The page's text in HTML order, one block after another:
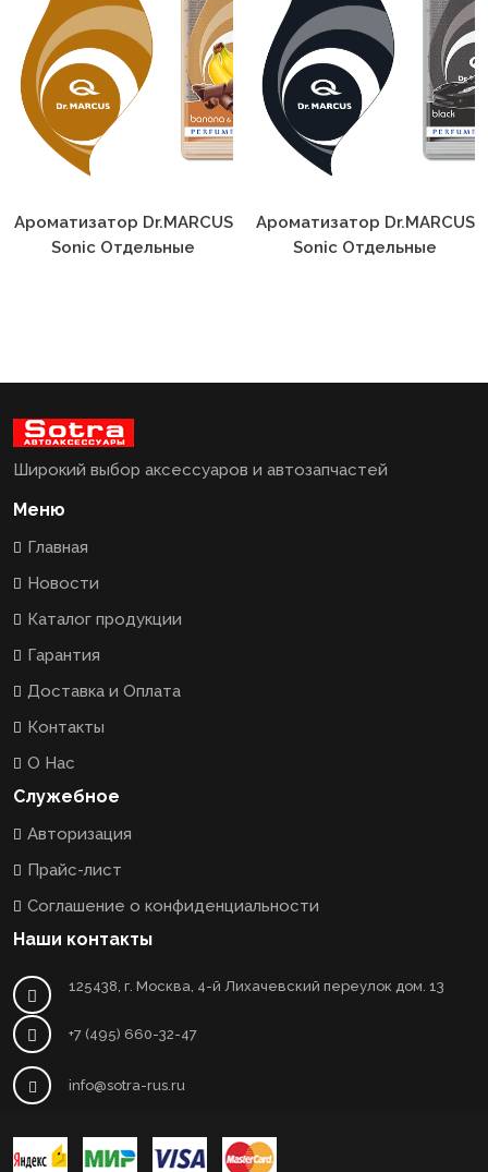
Sonic Отдельные
Ароматы
Sonic Отдельные
Ароматы Black
Широкий выбор аксессуаров и автозапчастей
Меню
Главная
Новости
Каталог продукции
Гарантия
Доставка и Оплата
Контакты
О Нас
Служебное
Авторизация
Прайс-лист
Соглашение о конфиденциальности
Наши контакты
125438, г. Москва, 4-й Лихачевский переулок дом. 13
+7 (495) 660-32-47
info@sotra-rus.ru